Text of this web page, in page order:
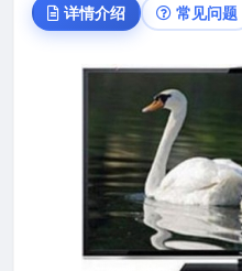
详情介绍 常见问题